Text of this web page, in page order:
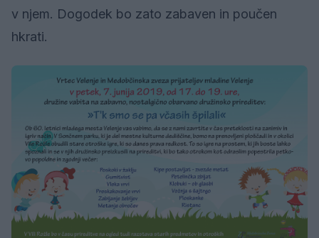
v njem. Dogodek bo zato zabaven in poučen
hkrati.